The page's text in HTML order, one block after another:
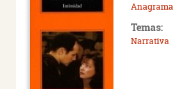
Anagrama
Temas:
Narrativa